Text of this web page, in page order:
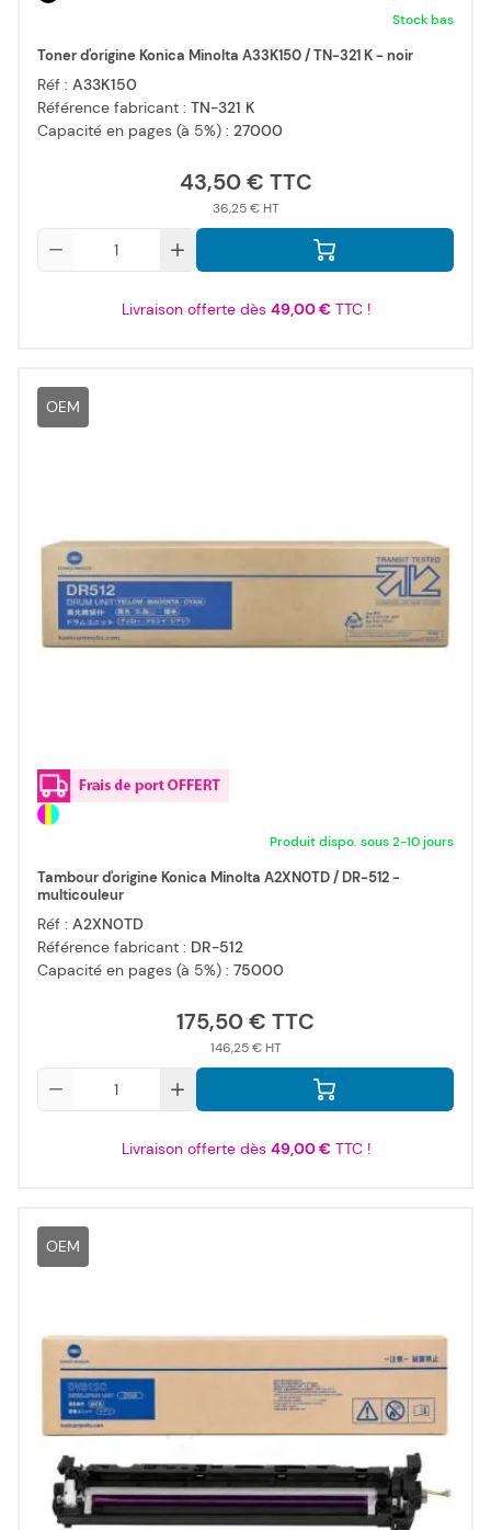
Stock bas
Toner d'origine Konica Minolta A33K150 / TN-321 K - noir
Réf : A33K150
Référence fabricant : TN-321 K
Capacité en pages (à 5%) : 27000
43,50 €
36,25 €
Livraison offerte dès 49,00 €TTC !
OEM
Produit dispo. sous 2-10 jours
Tambour d'origine Konica Minolta A2XN0TD / DR-512 -
multicouleur
Réf : A2XN0TD
Référence fabricant : DR-512
Capacité en pages (à 5%) : 75000
175,50 €
146,25 €
Livraison offerte dès 49,00 €TTC !
OEM